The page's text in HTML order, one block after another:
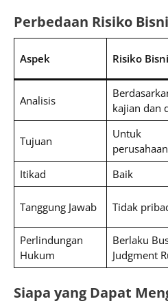
Perbedaan Risiko
Aspek Risiko
Analisis
kajian dan
Tujuan
Untuk
perusahaan
Itikad Baik
Tanggung Jawab Tidak
Perlindungan
Hukum
Berlaku
Judgment
Siapa yang Dapat